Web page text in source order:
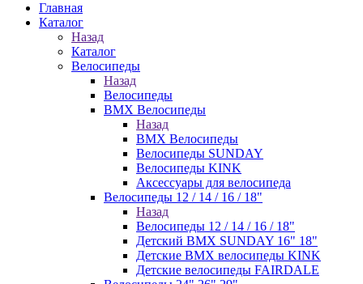
Главная
Каталог
Назад
Каталог
Велосипеды
Назад
Велосипеды
BMX Велосипеды
Назад
BMX Велосипеды
Велосипеды SUNDAY
Велосипеды KINK
Аксессуары для велосипеда
Велосипеды 12 / 14 / 16 / 18"
Назад
Велосипеды 12 / 14 / 16 / 18"
Детский BMX SUNDAY 16" 18"
Детские BMX велосипеды KINK
Детские велосипеды FAIRDALE